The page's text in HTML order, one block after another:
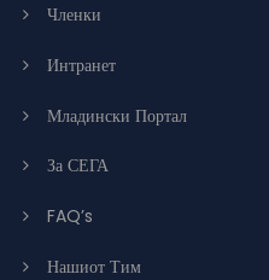
Членки
Интранет
Младински Портал
За СЕГА
FAQ’s
Нашиот Тим